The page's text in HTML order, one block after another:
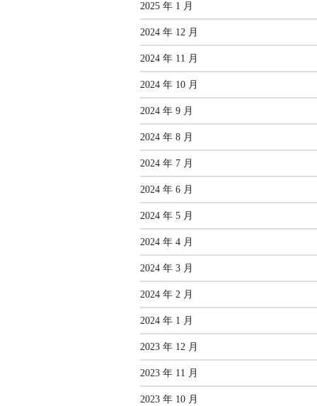
2025 年 1 月
2024 年 12 月
2024 年 11 月
2024 年 10 月
2024 年 9 月
2024 年 8 月
2024 年 7 月
2024 年 6 月
2024 年 5 月
2024 年 4 月
2024 年 3 月
2024 年 2 月
2024 年 1 月
2023 年 12 月
2023 年 11 月
2023 年 10 月